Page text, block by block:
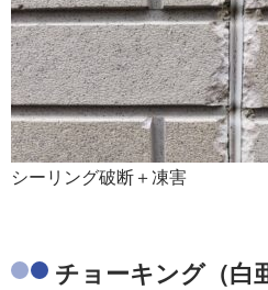
シーリング破断＋凍害
チョーキング（白